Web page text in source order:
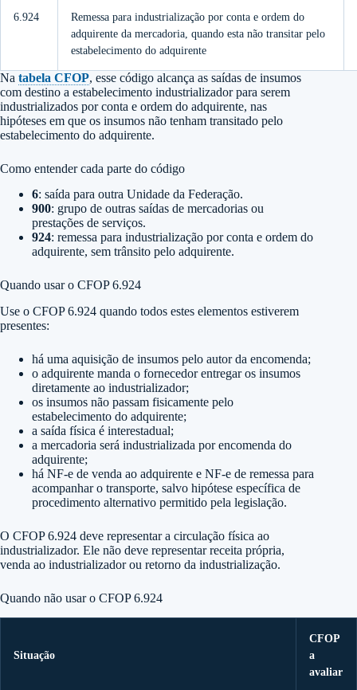
6.924
Remessa para industrialização por conta e ordem do
adquirente da mercadoria, quando esta não transitar pelo
estabelecimento do adquirente
Na tabela CFOP, esse código alcança as saídas de insumos
com destino a estabelecimento industrializador para serem
industrializados por conta e ordem do adquirente, nas
hipóteses em que os insumos não tenham transitado pelo
estabelecimento do adquirente.
Como entender cada parte do código
6: saída para outra Unidade da Federação.
900: grupo de outras saídas de mercadorias ou
prestações de serviços.
924: remessa para industrialização por conta e ordem do
adquirente, sem trânsito pelo adquirente.
Quando usar o CFOP 6.924
Use o CFOP 6.924 quando todos estes elementos estiverem
presentes:
há uma aquisição de insumos pelo autor da encomenda;
o adquirente manda o fornecedor entregar os insumos
diretamente ao industrializador;
os insumos não passam fisicamente pelo
estabelecimento do adquirente;
a saída física é interestadual;
a mercadoria será industrializada por encomenda do
adquirente;
há NF-e de venda ao adquirente e NF-e de remessa para
acompanhar o transporte, salvo hipótese específica de
procedimento alternativo permitido pela legislação.
O CFOP 6.924 deve representar a circulação física ao
industrializador. Ele não deve representar receita própria,
venda ao industrializador ou retorno da industrialização.
Quando não usar o CFOP 6.924
Situação
CFOP
a
avaliar